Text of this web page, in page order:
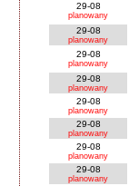
29-08
planowany
29-08
planowany
29-08
planowany
29-08
planowany
29-08
planowany
29-08
planowany
29-08
planowany
29-08
planowany